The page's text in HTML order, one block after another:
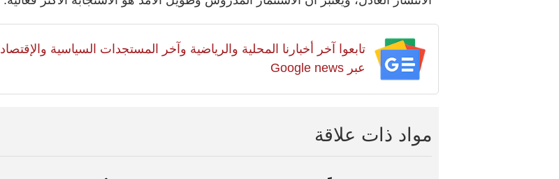
تابعوا آخر أخبارنا المحلية والرياضية وآخر المستجدات السياسية
عبر Google news
مواد ذات علاقة